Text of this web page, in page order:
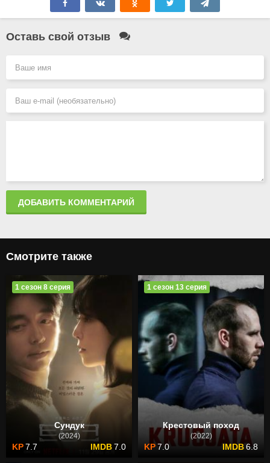
Оставь свой отзыв
ДОБАВИТЬ КОММЕНТАРИЙ
Смотрите также
Сундук
(2024)
7.7 7.0
1 сезон 8 серия
Крестовый поход
(2022)
7.0 6.8
1 сезон 13 серия